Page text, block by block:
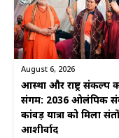
August 6, 2026
आस्था और राष्ट्र संकल्प
संगम: 2036 ओलंपिक
कांवड़ यात्रा को मिला
आशीर्वाद